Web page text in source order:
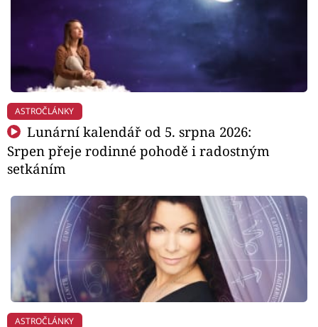
ASTROČLÁNKY
Lunární kalendář od 5. srpna 2026:
Srpen přeje rodinné pohodě i radostným
setkáním
ASTROČLÁNKY